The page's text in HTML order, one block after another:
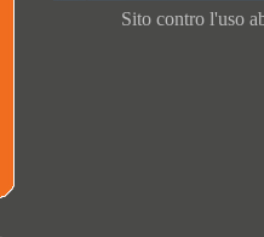
Sito contro l'uso